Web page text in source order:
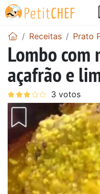
Receitas Prato
Lombo com
açafrão e